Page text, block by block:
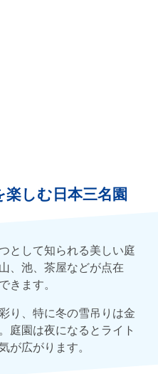
楽しむ日本三名園
として知られる美しい庭
、池、茶屋などが点在
きます。
り、特に冬の雪吊りは金
庭園は夜になるとライト
が広がります。